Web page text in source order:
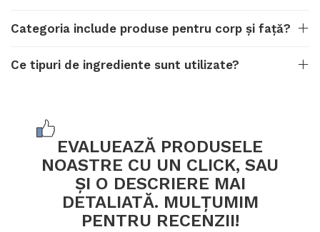
Categoria include produse pentru corp și față?
Ce tipuri de ingrediente sunt utilizate?
EVALUEAZĂ PRODUSELE
NOASTRE CU UN CLICK, SAU
ȘI O DESCRIERE MAI
DETALIATĂ. MULȚUMIM
PENTRU RECENZII!